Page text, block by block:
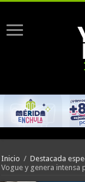
Inicio / Destacada
Vogue y genera intensa